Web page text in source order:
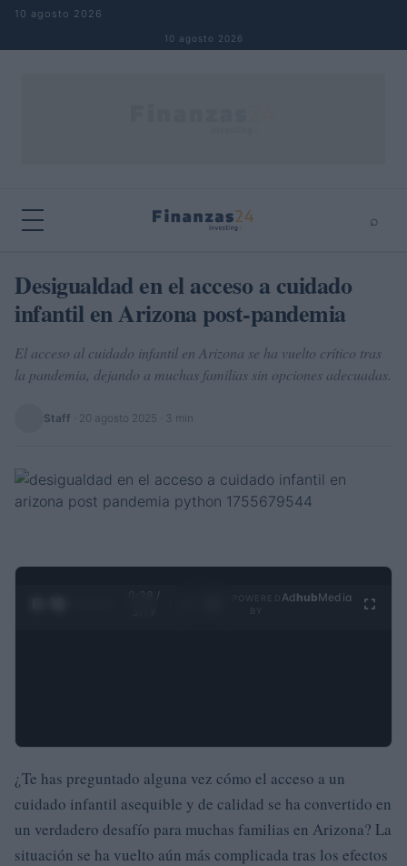
Saltar al contenido
10 agosto 2026
10 agosto 2026
⌕
Buscar ⌕
Desigualdad en el acceso a cuidado
infantil en Arizona post-pandemia
El acceso al cuidado infantil en Arizona se ha vuelto crítico tras
la pandemia, dejando a muchas familias sin opciones adecuadas.
Staff 20 agosto 2025 · 3 min
0:29 /
Ad hubMedia
¿Te has preguntado alguna vez cómo el acceso a un
cuidado infantil asequible y de calidad se ha convertido en
un verdadero desafío para muchas familias en Arizona? La
situación se ha vuelto aún más complicada tras los efectos